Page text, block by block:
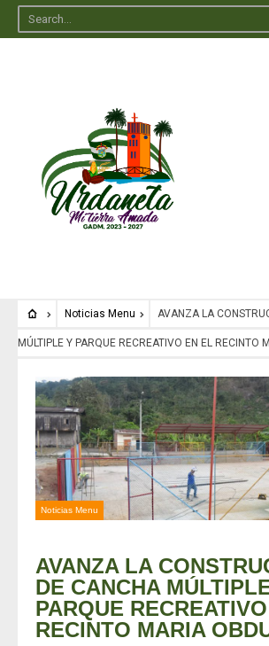
Noticias Menu AVANZA LA
MÚLTIPLE Y PARQUE RECREATIVO EN EL RECINTO
Noticias Menu
AVANZA LA
DE CANCHA
PARQUE
RECINTO MARIA